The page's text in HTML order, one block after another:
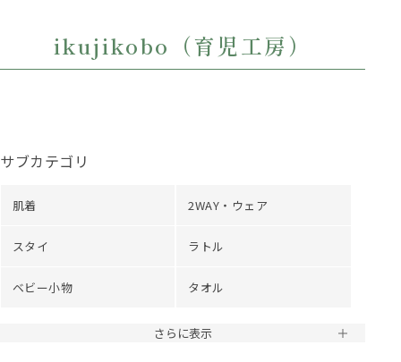
ikujikobo（育児工房）
サブカテゴリ
肌着 2WAY・ウェア
スタイ ラトル
ベビー小物 タオル
さらに表示